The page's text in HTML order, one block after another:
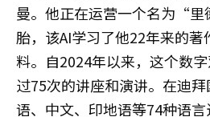
曼。他正在运营一个名为“
胎，该AI学习了他22年来的
料。自2024年以来，这个数
过75次的讲座和演讲。在迪
语、中文、印地语等74种语